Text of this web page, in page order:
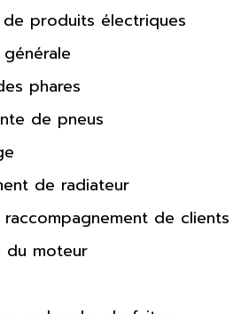
de produits électriques
phares
de pneus
de radiateur
de clients
du moteur